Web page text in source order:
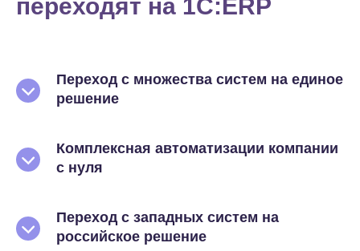
переходят на 1С:ERP
Переход с множества систем на единое
решение
Комплексная автоматизации компании
с нуля
Переход с западных систем на
российское решение